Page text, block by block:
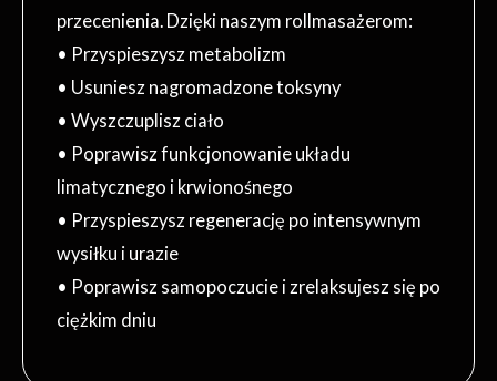
przecenienia. Dzięki naszym rollmasażerom:
• Przyspieszysz metabolizm
• Usuniesz nagromadzone toksyny
• Wyszczuplisz ciało
• Poprawisz funkcjonowanie układu
limatycznego i krwionośnego
• Przyspieszysz regenerację po intensywnym
wysiłku i urazie
• Poprawisz samopoczucie i zrelaksujesz się po
ciężkim dniu